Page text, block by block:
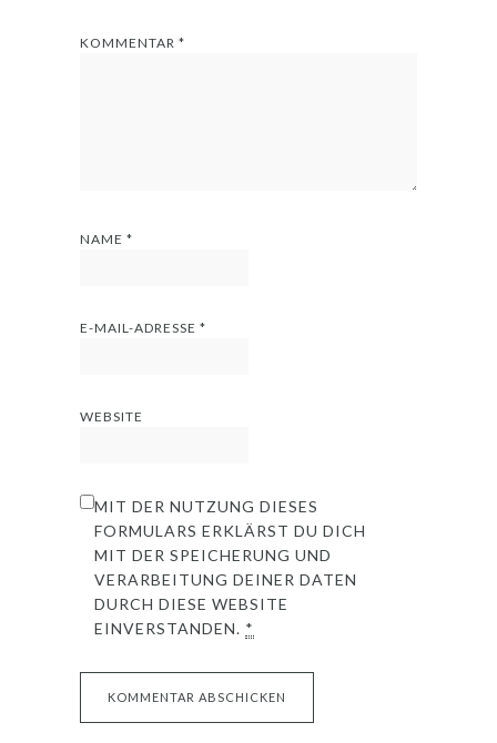
KOMMENTAR*
NAME*
E-MAIL-ADRESSE*
WEBSITE
MIT DER NUTZUNG DIESES
FORMULARS ERKLÄRST DU DICH
MIT DER SPEICHERUNG UND
VERARBEITUNG DEINER DATEN
DURCH DIESE WEBSITE
EINVERSTANDEN. *